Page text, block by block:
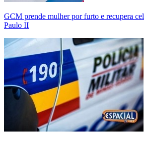
GCM prende mulher por furto e recupera
Paulo II